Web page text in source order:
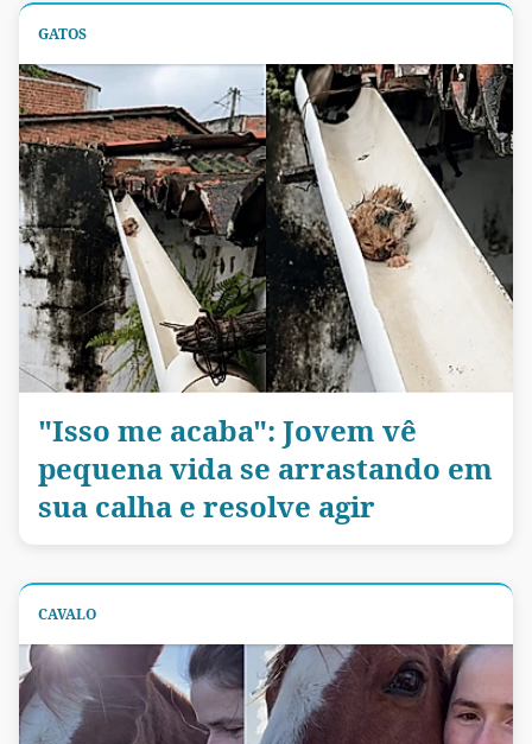
GATOS
"Isso me acaba": Jovem vê
pequena vida se arrastando em
sua calha e resolve agir
CAVALO